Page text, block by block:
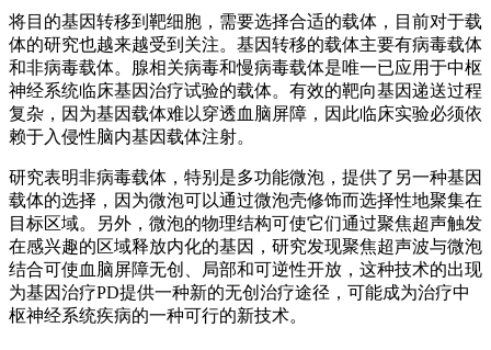
将目的基因转移到靶细胞，需要选择合适的载体，目前对于载
体的研究也越来越受到关注。基因转移的载体主要有病毒载体
和非病毒载体。腺相关病毒和慢病毒载体是唯一已应用于中枢
神经系统临床基因治疗试验的载体。有效的靶向基因递送过程
复杂，因为基因载体难以穿透血脑屏障，因此临床实验必须依
赖于入侵性脑内基因载体注射。
研究表明非病毒载体，特别是多功能微泡，提供了另一种基因
载体的选择，因为微泡可以通过微泡壳修饰而选择性地聚集在
目标区域。另外，微泡的物理结构可使它们通过聚焦超声触发
在感兴趣的区域释放内化的基因，研究发现聚焦超声波与微泡
结合可使血脑屏障无创、局部和可逆性开放，这种技术的出现
为基因治疗PD提供一种新的无创治疗途径，可能成为治疗中
枢神经系统疾病的一种可行的新技术。